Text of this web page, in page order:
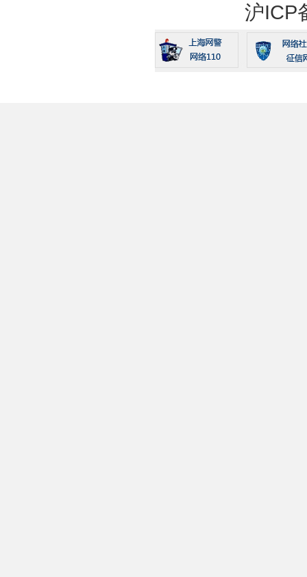
沪ICP